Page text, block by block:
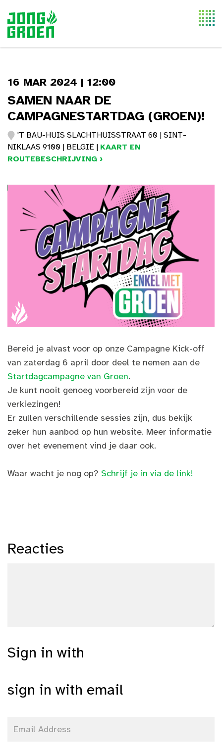
16 MAR 2024 | 12:00
SAMEN NAAR DE
CAMPAGNESTARTDAG (GROEN)!
'T BAU-HUIS SLACHTHUISSTRAAT 60 | SINT-
NIKLAAS 9100 | BELGIË | KAART EN
ROUTEBESCHRIJVING ›
Bereid je alvast voor op onze Campagne Kick-off
van zaterdag 6 april door deel te nemen aan de
Startdagcampagne van Groen.
Je kunt nooit genoeg voorbereid zijn voor de
verkiezingen!
Er zullen verschillende sessies zijn, dus bekijk
zeker hun aanbod op hun website. Meer informatie
over het evenement vind je daar ook.
Waar wacht je nog op? Schrijf je in via de link!
Reacties
Sign in with
sign in with email